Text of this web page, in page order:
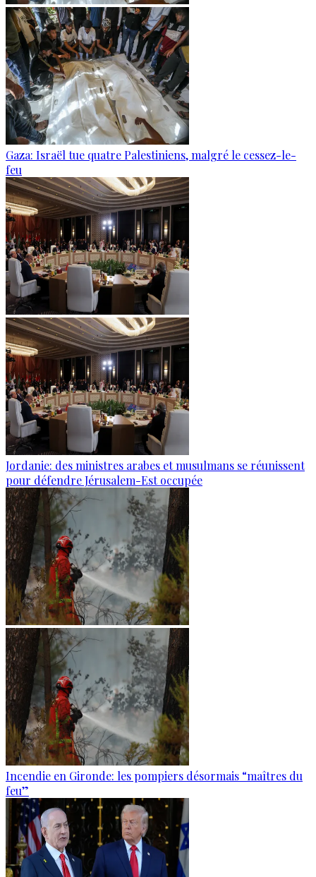
Gaza: Israël tue quatre Palestiniens, malgré le cessez-le-
feu
Jordanie: des ministres arabes et musulmans se réunissent
pour défendre Jérusalem-Est occupée
Incendie en Gironde: les pompiers désormais “maîtres du
feu”